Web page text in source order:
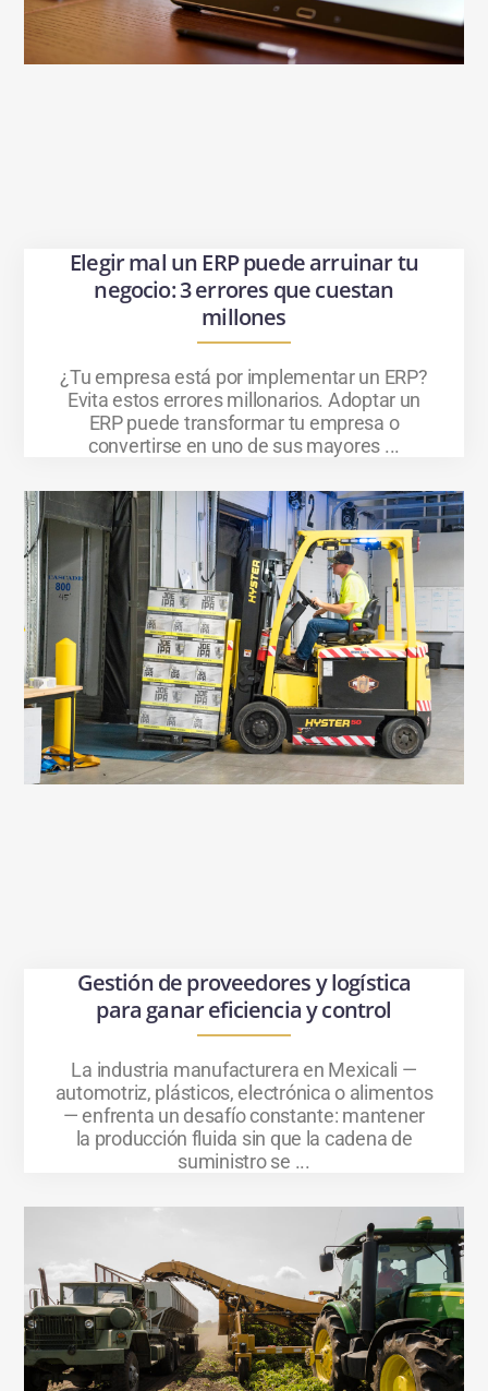
Elegir mal un ERP puede arruinar tu
negocio: 3 errores que cuestan
millones
¿Tu empresa está por implementar un ERP?
Evita estos errores millonarios. Adoptar un
ERP puede transformar tu empresa o
convertirse en uno de sus mayores ...
Gestión de proveedores y logística
para ganar eficiencia y control
La industria manufacturera en Mexicali —
automotriz, plásticos, electrónica o alimentos
— enfrenta un desafío constante: mantener
la producción fluida sin que la cadena de
suministro se ...